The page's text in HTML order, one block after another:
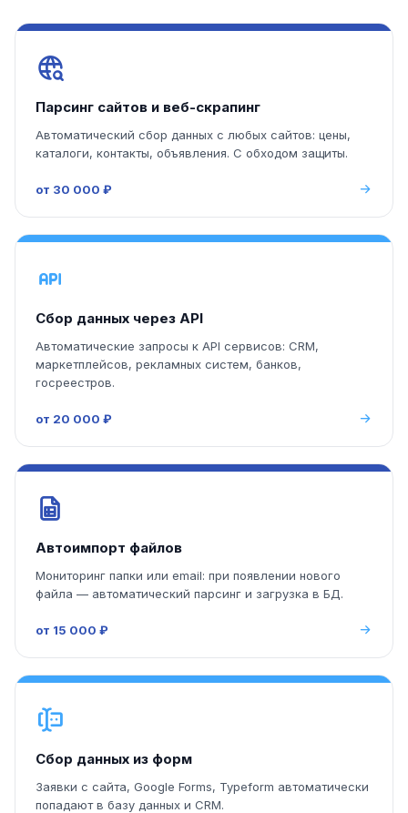
Парсинг сайтов и веб-скрапинг
Автоматический сбор данных с любых сайтов: цены,
каталоги, контакты, объявления. С обходом защиты.
от 30 000 ₽
Сбор данных через API
Автоматические запросы к API сервисов: CRM,
маркетплейсов, рекламных систем, банков,
госреестров.
от 20 000 ₽
Автоимпорт файлов
Мониторинг папки или email: при появлении нового
файла — автоматический парсинг и загрузка в БД.
от 15 000 ₽
Сбор данных из форм
Заявки с сайта, Google Forms, Typeform автоматически
попадают в базу данных и CRM.